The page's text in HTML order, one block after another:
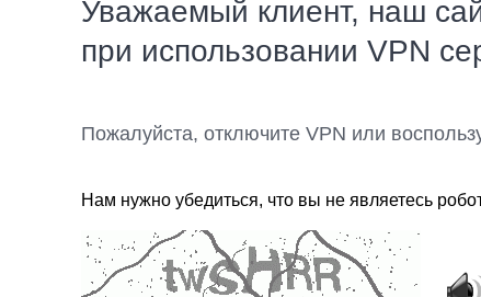
Уважаемый клиент, наш
при использовании VPN
Пожалуйста, отключите VPN или
Нам нужно убедиться, что вы не являетесь